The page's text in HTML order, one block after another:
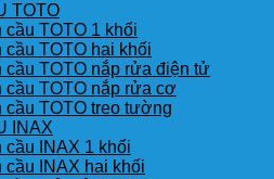
TOTO
cầu TOTO 1 khối
cầu TOTO hai khối
cầu TOTO nắp rửa điện tử
cầu TOTO nắp rửa cơ
cầu TOTO treo tường
INAX
cầu INAX 1 khối
cầu INAX hai khối